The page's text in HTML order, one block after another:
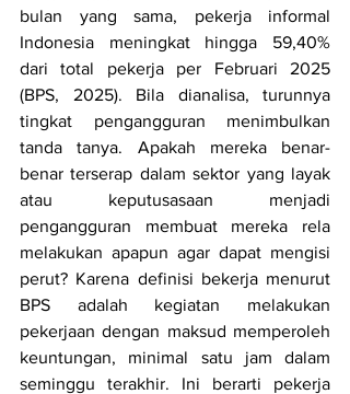
bulan yang sama, pekerja informal
Indonesia meningkat hingga 59,40%
dari total pekerja per Februari 2025
(BPS, 2025). Bila dianalisa, turunnya
tingkat pengangguran menimbulkan
tanda tanya. Apakah mereka benar-
benar terserap dalam sektor yang layak
atau keputusasaan menjadi
pengangguran membuat mereka rela
melakukan apapun agar dapat mengisi
perut? Karena definisi bekerja menurut
BPS adalah kegiatan melakukan
pekerjaan dengan maksud memperoleh
keuntungan, minimal satu jam dalam
seminggu terakhir. Ini berarti pekerja